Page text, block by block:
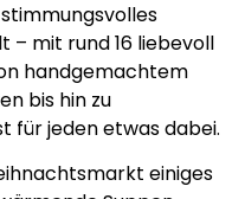
– mit rund 16 liebevoll
handgemachtem
bis hin zu
für jeden etwas dabei.
einiges